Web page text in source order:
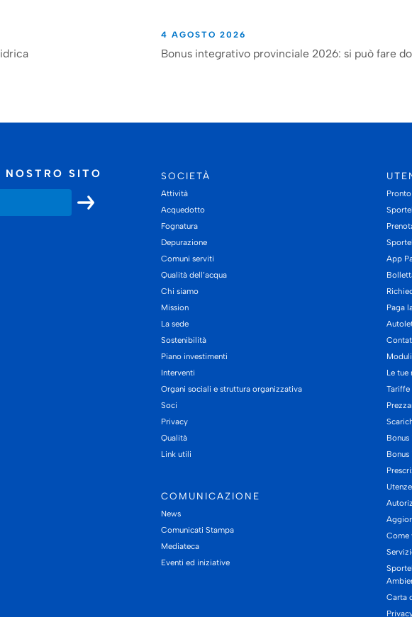
4 AGOSTO 2026
Bonus integrativo provinciale 2026: si può fare
NOSTRO SITO SOCIETÀ
Attività
Acquedotto
Fognatura
Depurazione
Comuni serviti
Qualità dell’acqua
Chi siamo
Mission
La sede
Sostenibilità
Piano investimenti
Interventi
Organi sociali e struttura organizzativa
Soci
Privacy
Qualità
Link utili
COMUNICAZIONE
News
Comunicati Stampa
Mediateca
Eventi ed iniziative
App
Paga
Le tue
Tariffe
Come
Carta